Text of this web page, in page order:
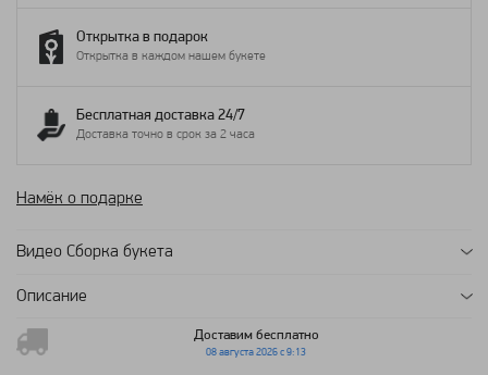
Открытка в подарок
Открытка в каждом нашем букете
Бесплатная доставка 24/7
Доставка точно в срок за 2 часа
Намёк о подарке
Видео Сборка букета
Описание
Доставим бесплатно
08 августа 2026 с 9:13